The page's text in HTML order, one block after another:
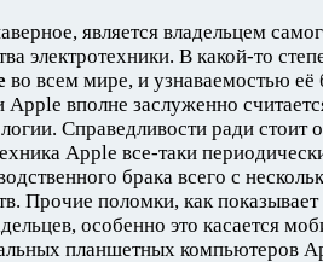
является владельцем
электротехники. В какой-то
во всем мире, и узнаваемостью её
Apple вполне заслуженно
Справедливости ради стоит
Apple все-таки
брака всего с
Прочие поломки, как
особенно это касается
планшетных компьютеров